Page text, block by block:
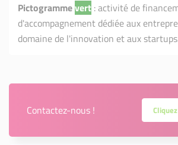
Pictogrammevert : activité de
d'accompagnement dédiée aux
domaine de l'innovation et aux
Contactez-nous !